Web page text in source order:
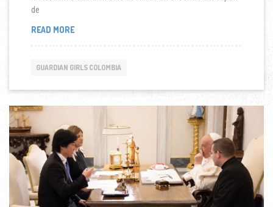
de
READ MOREBOGOTÁ
2ª
GUARDIAN
GIRLS
DE
AIKIDO
GUARDIAN GIRLS COLOMBIA